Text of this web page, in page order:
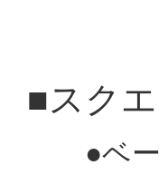
■スク
●ベー